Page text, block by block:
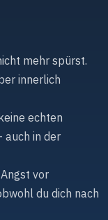
mehr spürst.
innerlich
echten
auch in der
vor
du dich nach